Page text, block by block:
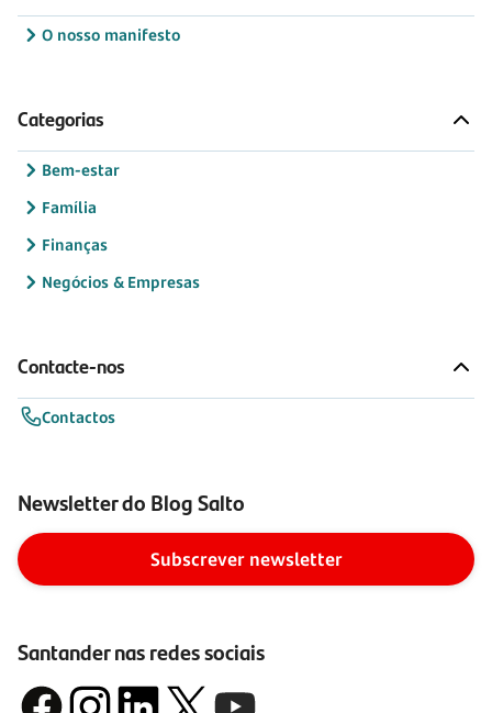
O nosso manifesto
Categorias
Bem-estar
Família
Finanças
Negócios & Empresas
Contacte-nos
Contactos
Newsletter do Blog Salto
Subscrever newsletter
Santander nas redes sociais